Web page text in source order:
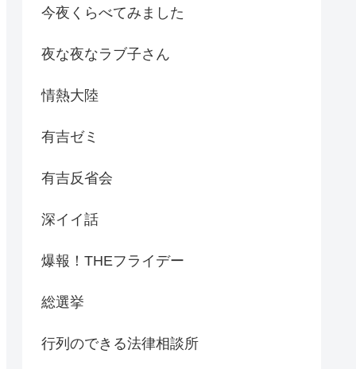
今夜くらべてみました
夜な夜なラブ子さん
情熱大陸
有吉ゼミ
有吉反省会
深イイ話
爆報！THEフライデー
総選挙
行列のできる法律相談所